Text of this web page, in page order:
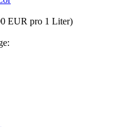
EUR pro 1 Liter)